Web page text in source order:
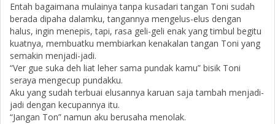
Entah bagaimana mulainya tanpa kusadari tangan Toni sudah
berada dipaha dalamku, tangannya mengelus-elus dengan
halus, ingin menepis, tapi, rasa geli-geli enak yang timbul begitu
kuatnya, membuatku membiarkan kenakalan tangan Toni yang
semakin menjadi-jadi.
“Ver gue suka deh liat leher sama pundak kamu” bisik Toni
seraya mengecup pundakku.
Aku yang sudah terbuai elusannya karuan saja tambah menjadi-
jadi dengan kecupannya itu.
“Jangan Ton” namun aku berusaha menolak.